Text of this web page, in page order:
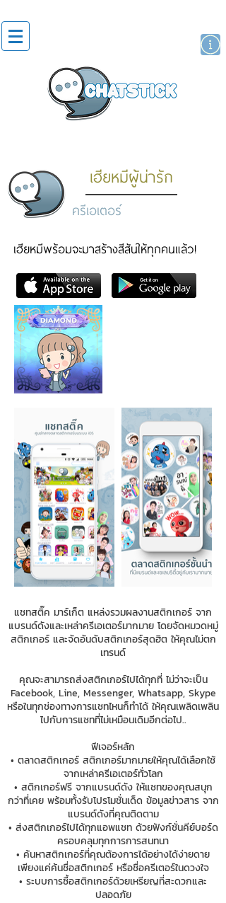
เฮียหมีผู้น่ารัก
ครีเอเตอร์
เฮียหมีพร้อมจะมาสร้างสีสันให้ทุกคนแล้ว!
แชทสติ๊ค มาร์เก็ต แหล่งรวมผลงานสติกเกอร์ จาก
แบรนด์ดังและเหล่าครีเอเตอร์มากมาย โดยจัดหมวดหมู่
สติกเกอร์ และจัดอันดับสติกเกอร์สุดฮิต ให้คุณไม่ตก
เทรนด์
คุณจะสามารถส่งสติกเกอร์ไปได้ทุกที่ ไม่ว่าจะเป็น
Facebook, Line, Messenger, Whatsapp, Skype
หรือในทุกช่องทางการแชทไหนก็ทำได้ ให้คุณเพลิดเพลิน
ไปกับการแชทที่ไม่เหมือนเดิมอีกต่อไป..
ฟีเจอร์หลัก
• ตลาดสติกเกอร์ สติกเกอร์มากมายให้คุณได้เลือกใช้
จากเหล่าครีเอเตอร์ทั่วโลก
• สติกเกอร์ฟรี จากแบรนด์ดัง ให้แชทของคุณสนุก
กว่าที่เคย พร้อมทั้งรับโปรโมชั่นเด็ด ข้อมูลข่าวสาร จาก
แบรนด์ดังที่คุณติดตาม
• ส่งสติกเกอร์ไปได้ทุกแอพแชท ด้วยฟังก์ชั่นคีย์บอร์ด
ครอบคลุมทุกการการสนทนา
• ค้นหาสติกเกอร์ที่คุณต้องการได้อย่างได้ง่ายดาย
เพียงแค่ค้นชื่อสติกเกอร์ หรือชื่อครีเตอร์ในดวงใจ
• ระบบการซื้อสติกเกอร์ด้วยเหรียญที่สะดวกและ
ปลอดภัย